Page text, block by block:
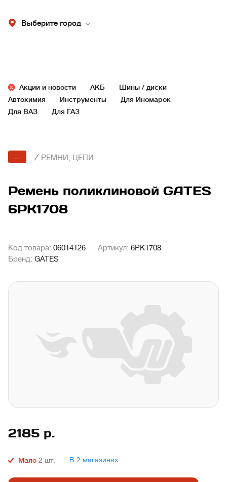
Выберите город
Акции и новости АКБ
Шины / диски
Автохимия
Инструменты
Для Иномарок
Для ВАЗ
Для ГАЗ
... / РЕМНИ, ЦЕПИ
Ремень поликлиновой GATES
6PK1708
Код товара: 06014126 Артикул: 6PK1708
Бренд: GATES
2185 р.
Мало 2 шт. В 2 магазинах